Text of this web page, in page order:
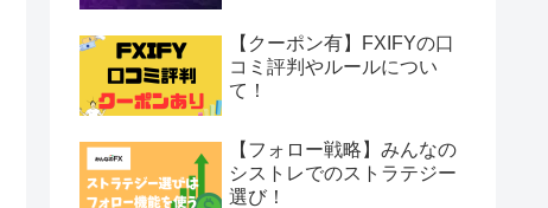
【クーポン有】FXIFYの口
コミ評判やルールについ
て！
【フォロー戦略】みんなの
シストレでのストラテジー
選び！